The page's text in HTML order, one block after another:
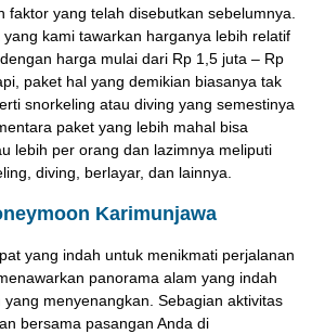
faktor yang telah disebutkan sebelumnya.
kami tawarkan harganya lebih relatif
harga mulai dari Rp 1,5 juta – Rp
paket hal yang demikian biasanya tak
snorkeling atau diving yang semestinya
paket yang lebih mahal bisa
lebih per orang dan lazimnya meliputi
diving, berlayar, dan lainnya.
Karimunjawa
yang indah untuk menikmati perjalanan
panorama alam yang indah
menyenangkan. Sebagian aktivitas
bersama pasangan Anda di